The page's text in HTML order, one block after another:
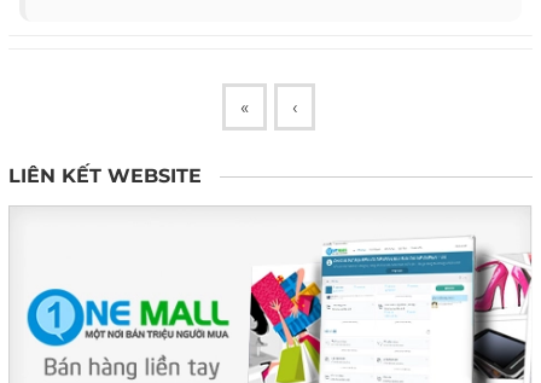
« ‹
LIÊN KẾT WEBSITE